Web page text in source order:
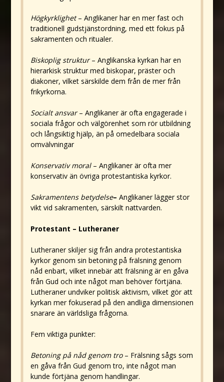
Högkyrklighet– Anglikaner har en mer fast och
traditionell gudstjänstordning, med ett fokus på
sakramenten och ritualer.
Biskoplig struktur– Anglikanska kyrkan har en
hierarkisk struktur med biskopar, präster och
diakoner, vilket särskilde dem från de mer från
frikyrkorna.
Socialt ansvar– Anglikaner är ofta engagerade i
sociala frågor och välgörenhet som rör utbildning
och långsiktig hjälp, än på omedelbara sociala
omvälvningar
Konservativ moral– Anglikaner är ofta mer
konservativ än övriga protestantiska kyrkor.
Sakramentens betydelse– Anglikaner lägger stor
vikt vid sakramenten, särskilt nattvarden.
Protestant – Lutheraner
Lutheraner skiljer sig från andra protestantiska
kyrkor genom sin betoning på frälsning genom
nåd enbart, vilket innebär att frälsning är en gåva
från Gud och inte något man behöver förtjäna.
Lutheraner undviker politisk aktivism, vilket gör att
kyrkan mer fokuserad på den andliga dimensionen
snarare än världsliga frågorna.
Fem viktiga punkter:
Betoning på nåd genom tro – Frälsning sågs som
en gåva från Gud genom tro, inte något man
kunde förtjäna genom handlingar.